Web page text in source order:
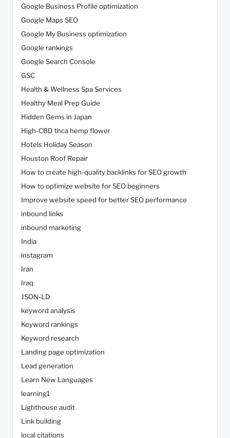
Google Business Profile optimization
Google Maps SEO
Google My Business optimization
Google rankings
Google Search Console
GSC
Health & Wellness Spa Services
Healthy Meal Prep Guide
Hidden Gems in Japan
High-CBD thca hemp flower
Hotels Holiday Season
Houston Roof Repair
How to create high-quality backlinks for SEO growth
How to optimize website for SEO beginners
Improve website speed for better SEO performance
inbound links
inbound marketing
India
instagram
Iran
Iraq
JSON-LD
keyword analysis
Keyword rankings
Keyword research
Landing page optimization
Lead generation
Learn New Languages
learning1
Lighthouse audit
Link building
local citations